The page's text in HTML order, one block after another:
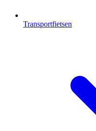
Transportfietsen